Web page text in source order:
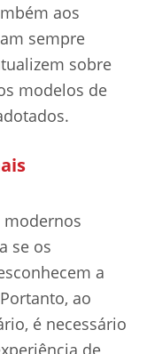
aos
sempre
sobre
modelos de
modernos
se os
a
ao
é necessário
de